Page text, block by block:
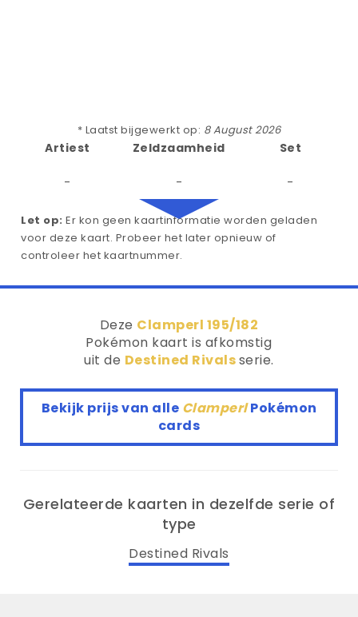
* Laatst bijgewerkt op: 8 August 2026
Artiest
-
Zeldzaamheid
-
Set
-
Let op: Er kon geen kaartinformatie worden geladen
voor deze kaart. Probeer het later opnieuw of
controleer het kaartnummer.
Deze Clamperl 195/182
Pokémon kaart is afkomstig
uit de Destined Rivalsserie.
Bekijk prijs van alle ClamperlPokémon
cards
Gerelateerde kaarten in dezelfde serie of
type
Destined Rivals